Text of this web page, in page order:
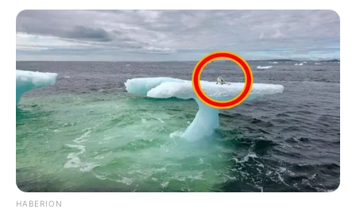
HABERION